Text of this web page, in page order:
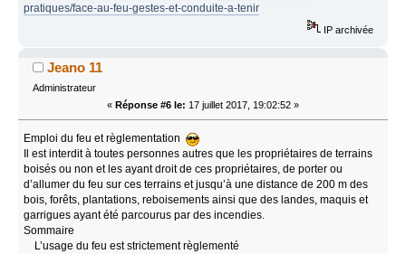
pratiques/face-au-feu-gestes-et-conduite-a-tenir
IP archivée
Jeano 11
Administrateur
« Réponse #6 le: 17 juillet 2017, 19:02:52 »
Emploi du feu et règlementation
Il est interdit à toutes personnes autres que les propriétaires de terrains
boisés ou non et les ayant droit de ces propriétaires, de porter ou
d’allumer du feu sur ces terrains et jusqu’à une distance de 200 m des
bois, forêts, plantations, reboisements ainsi que des landes, maquis et
garrigues ayant été parcourus par des incendies.
Sommaire
L’usage du feu est strictement règlementé